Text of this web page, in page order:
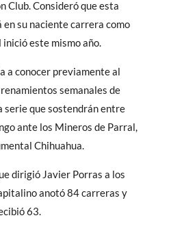
Club. Consideró que esta
su naciente carrera como
este mismo año.
a conocer previamente al
semanales de
serie que sostendrán entre
ante los Mineros de Parral,
Chihuahua.
dirigió Javier Porras a los
anotó 84 carreras y
63.